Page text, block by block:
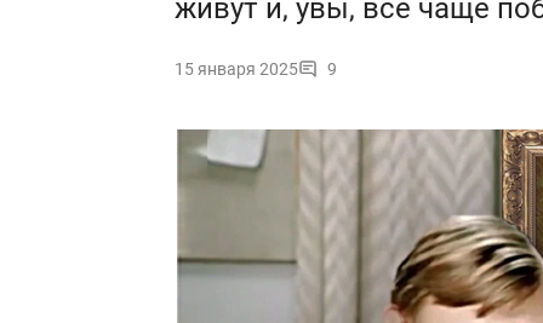
живут и, увы, все чаще
15 января 2025 9